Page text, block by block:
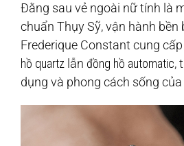
Đằng sau vẻ ngoài nữ tính là
chuẩn Thụy Sỹ, vận hành bền
Frederique Constant cung
hồ quartz lẫn đồng hồ automatic,
dụng và phong cách sống